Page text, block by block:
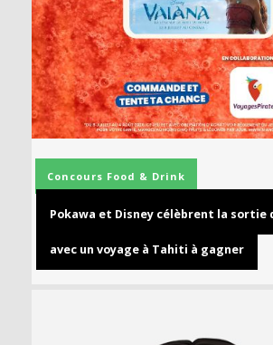
Concours Food & Drink
Pokawa et Disney célèbrent la sortie
avec un voyage à Tahiti à gagner